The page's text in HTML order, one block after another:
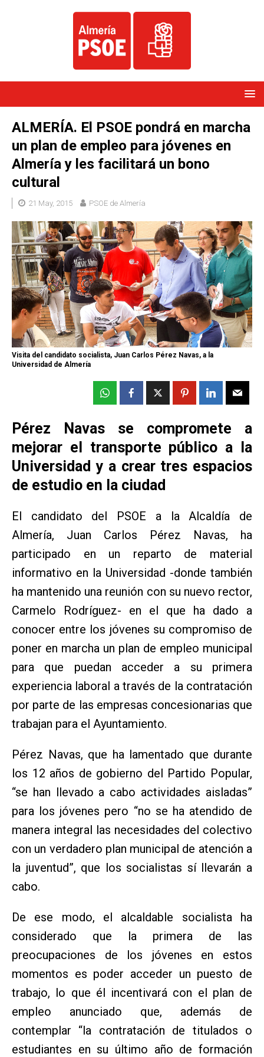
ALMERÍA. El PSOE pondrá en marcha
un plan de empleo para jóvenes en
Almería y les facilitará un bono
cultural
21 May, 2015 PSOE de Almería
Visita del candidato socialista, Juan Carlos Pérez Navas, a la
Universidad de Almería
Pérez Navas se compromete a
mejorar el transporte público a la
Universidad y a crear tres espacios
de estudio en la ciudad
El candidato del PSOE a la Alcaldía de
Almería, Juan Carlos Pérez Navas, ha
participado en un reparto de material
informativo en la Universidad -donde también
ha mantenido una reunión con su nuevo rector,
Carmelo Rodríguez- en el que ha dado a
conocer entre los jóvenes su compromiso de
poner en marcha un plan de empleo municipal
para que puedan acceder a su primera
experiencia laboral a través de la contratación
por parte de las empresas concesionarias que
trabajan para el Ayuntamiento.
Pérez Navas, que ha lamentado que durante
los 12 años de gobierno del Partido Popular,
“se han llevado a cabo actividades aisladas”
para los jóvenes pero “no se ha atendido de
manera integral las necesidades del colectivo
con un verdadero plan municipal de atención a
la juventud”, que los socialistas sí llevarán a
cabo.
De ese modo, el alcaldable socialista ha
considerado que la primera de las
preocupaciones de los jóvenes en estos
momentos es poder acceder un puesto de
trabajo, lo que él incentivará con el plan de
empleo anunciado que, además de
contemplar “la contratación de titulados o
estudiantes en su último año de formación